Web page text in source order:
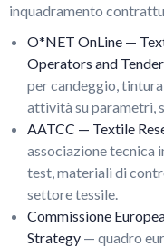
inquadramento
O*NET OnLine —
Operators and
per candeggio,
attività su parametri,
AATCC — Textile
associazione tecnica
test, materiali di
settore tessile.
Commissione
Strategy — quadro